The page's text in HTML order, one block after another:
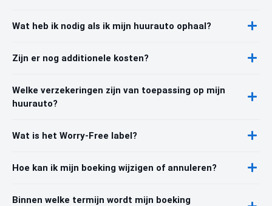
Wat heb ik nodig als ik mijn huurauto ophaal?
Zijn er nog additionele kosten?
Welke verzekeringen zijn van toepassing op mijn
huurauto?
Wat is het Worry-Free label?
Hoe kan ik mijn boeking wijzigen of annuleren?
Binnen welke termijn wordt mijn boeking